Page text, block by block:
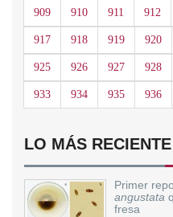
909 910 911 912
917 918 919 920
925 926 927 928
933 934 935 936
LO MÁS RECIENTE
Primer
angustata
fresa